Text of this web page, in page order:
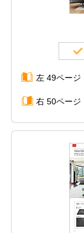
左 49ページ
右 50ページ